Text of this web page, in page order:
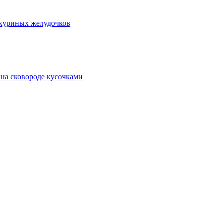
желудочков
сковороде кусочками